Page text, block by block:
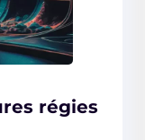
régies